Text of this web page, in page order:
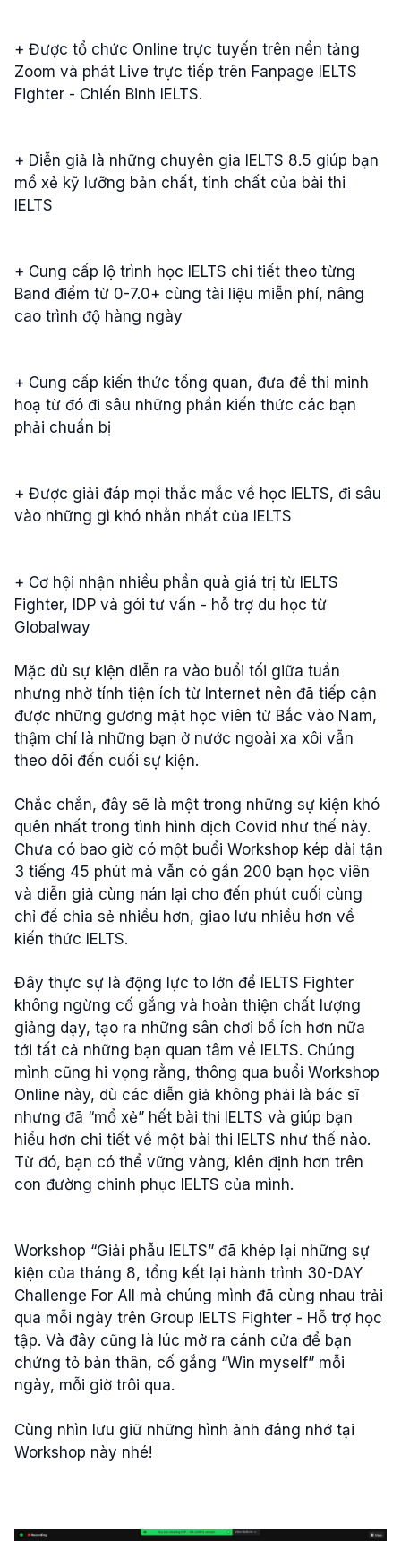
+ Được tổ chức Online trực tuyến trên nền tảng
Zoom và phát Live trực tiếp trên Fanpage IELTS
Fighter - Chiến Binh IELTS.
+ Diễn giả là những chuyên gia IELTS 8.5 giúp bạn
mổ xẻ kỹ lưỡng bản chất, tính chất của bài thi
IELTS
+ Cung cấp lộ trình học IELTS chi tiết theo từng
Band điểm từ 0-7.0+ cùng tài liệu miễn phí, nâng
cao trình độ hàng ngày
+ Cung cấp kiến thức tổng quan, đưa đề thi minh
hoạ từ đó đi sâu những phần kiến thức các bạn
phải chuẩn bị
+ Được giải đáp mọi thắc mắc về học IELTS, đi sâu
vào những gì khó nhằn nhất của IELTS
+ Cơ hội nhận nhiều phần quà giá trị từ IELTS
Fighter, IDP và gói tư vấn - hỗ trợ du học từ
Globalway
Mặc dù sự kiện diễn ra vào buổi tối giữa tuần
nhưng nhờ tính tiện ích từ Internet nên đã tiếp cận
được những gương mặt học viên từ Bắc vào Nam,
thậm chí là những bạn ở nước ngoài xa xôi vẫn
theo dõi đến cuối sự kiện.
Chắc chắn, đây sẽ là một trong những sự kiện khó
quên nhất trong tình hình dịch Covid như thế này.
Chưa có bao giờ có một buổi Workshop kép dài tận
3 tiếng 45 phút mà vẫn có gần 200 bạn học viên
và diễn giả cùng nán lại cho đến phút cuối cùng
chỉ để chia sẻ nhiều hơn, giao lưu nhiều hơn về
kiến thức IELTS.
Đây thực sự là động lực to lớn để IELTS Fighter
không ngừng cố gắng và hoàn thiện chất lượng
giảng dạy, tạo ra những sân chơi bổ ích hơn nữa
tới tất cả những bạn quan tâm về IELTS. Chúng
mình cũng hi vọng rằng, thông qua buổi Workshop
Online này, dù các diễn giả không phải là bác sĩ
nhưng đã “mổ xẻ” hết bài thi IELTS và giúp bạn
hiểu hơn chi tiết về một bài thi IELTS như thế nào.
Từ đó, bạn có thể vững vàng, kiên định hơn trên
con đường chinh phục IELTS của mình.
Workshop “Giải phẫu IELTS” đã khép lại những sự
kiện của tháng 8, tổng kết lại hành trình 30-DAY
Challenge For All mà chúng mình đã cùng nhau trải
qua mỗi ngày trên Group IELTS Fighter - Hỗ trợ học
tập. Và đây cũng là lúc mở ra cánh cửa để bạn
chứng tỏ bản thân, cố gắng “Win myself” mỗi
ngày, mỗi giờ trôi qua.
Cùng nhìn lưu giữ những hình ảnh đáng nhớ tại
Workshop này nhé!